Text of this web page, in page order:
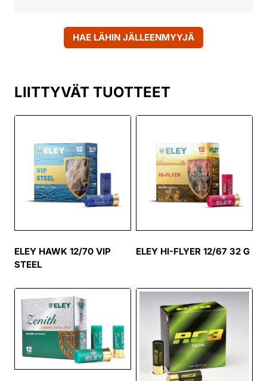
HAE LÄHIN JÄLLEENMYYJÄ
LIITTYVÄT TUOTTEET
ELEY HAWK 12/70 VIP
STEEL
ELEY HI-FLYER 12/67 32 G